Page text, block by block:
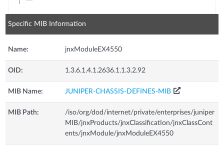
Specific MIB Information
Name: jnxModuleEX4550
OID: 1.3.6.1.4.1.2636.1.1.3.2.92
MIB Name: JUNIPER-CHASSIS-DEFINES-MIB
MIB Path:
/iso/org/dod/internet/private/enterprises/juniper
MIB/jnxProducts/jnxClassification/jnxClassCont
ents/jnxModule/jnxModuleEX4550